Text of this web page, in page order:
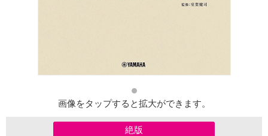
画像をタップすると拡大ができます。
絶版